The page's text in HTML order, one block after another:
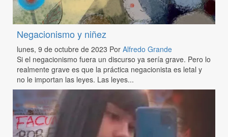
Negacionismo y niñez
lunes, 9 de octubre de 2023 Por Alfredo Grande
Si el negacionismo fuera un discurso ya sería grave. Pero lo
realmente grave es que la práctica negacionista es letal y
no le importan las leyes. Las leyes...